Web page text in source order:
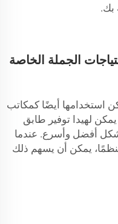
بك.
الجملة الخاصة
استخدامها أيضًا كمكاتب
لهيدا توفير طابق
أفضل وأسرع. عندما
يمكن أن يسهم ذلك